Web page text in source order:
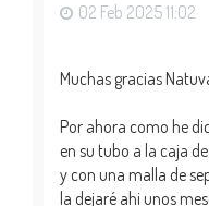
02 Feb 2025 11:02
Muchas gracias
Por ahora como he
en su tubo a la caja
y con una malla de
la dejaré ahi unos